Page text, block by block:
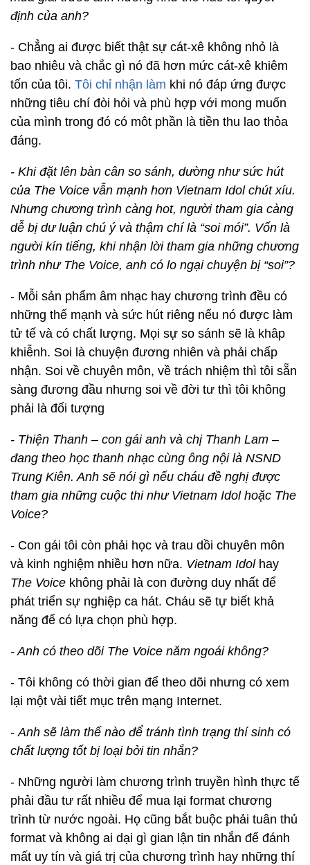
định của anh?
- Chẳng ai được biết thật sự cát-xê không nhỏ là
bao nhiêu và chắc gì nó đã hơn mức cát-xê khiêm
tốn của tôi. Tôi chỉ nhận làm khi nó đáp ứng được
những tiêu chí đòi hỏi và phù hợp với mong muốn
của mình trong đó có môt phần là tiền thu lao thỏa
đáng.
- Khi đặt lên bàn cân so sánh, dường như sức hút
của The Voice vẫn mạnh hơn Vietnam Idol chút xíu.
Nhưng chương trình càng hot, người tham gia càng
dễ bị dư luận chú ý và thậm chí là “soi mói”. Vốn là
người kín tiếng, khi nhận lời tham gia những chương
trình như The Voice, anh có lo ngại chuyện bị “soi”?
- Mỗi sản phẩm âm nhạc hay chương trình đều có
những thế mạnh và sức hút riêng nếu nó được làm
tử tế và có chất lượng. Mọi sự so sánh sẽ là khâp
khiễnh. Soi là chuyện đương nhiên và phải chấp
nhận. Soi về chuyên môn, về trách nhiệm thì tôi sẵn
sàng đương đầu nhưng soi về đời tư thì tôi không
phải là đối tượng
- Thiện Thanh – con gái anh và chị Thanh Lam –
đang theo học thanh nhạc cùng ông nội là NSND
Trung Kiên. Anh sẽ nói gì nếu cháu đề nghị được
tham gia những cuộc thi như Vietnam Idol hoặc The
Voice?
- Con gái tôi còn phải học và trau dồi chuyên môn
và kinh nghiệm nhiều hơn nữa. Vietnam Idolhay
The Voice không phải là con đường duy nhất để
phát triển sự nghiệp ca hát. Cháu sẽ tự biết khả
năng để có lựa chọn phù hợp.
- Anh có theo dõi The Voice năm ngoái không?
- Tôi không có thời gian để theo dõi nhưng có xem
lại một vài tiết mục trên mạng Internet.
-Anh sẽ làm thế nào để tránh tình trạng thí sinh có
chất lượng tốt bị loại bởi tin nhắn?
- Những người làm chương trình truyền hình thực tế
phải đầu tư rất nhiều để mua lại format chương
trình từ nước ngoài. Họ cũng bắt buộc phải tuân thủ
format và không ai dại gì gian lận tin nhắn để đánh
mất uy tín và giá trị của chương trình hay những thí